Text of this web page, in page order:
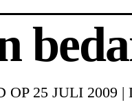
OP 25 JULI 2009 |